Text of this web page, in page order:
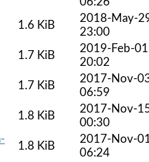
1.6 KiB
2018-May-
23:00
1.7 KiB
2019-Feb-01
20:02
1.7 KiB
2017-Nov-
06:59
1.8 KiB
2017-Nov-
00:30
1.8 KiB
2017-Nov-
06:24